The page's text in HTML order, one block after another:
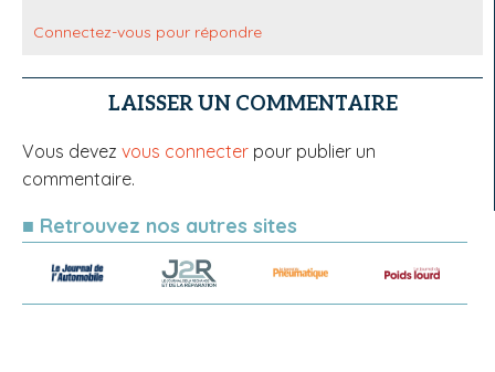
Connectez-vous pour répondre
LAISSER UN COMMENTAIRE
Vous devez vous connecter pour publier un
commentaire.
■ Retrouvez nos autres sites